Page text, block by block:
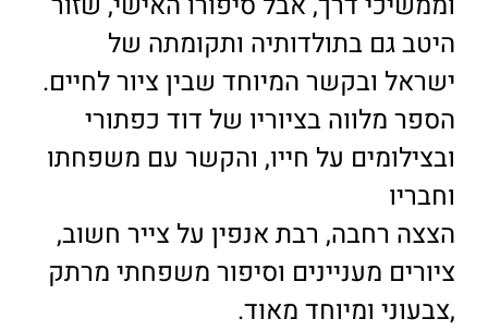
היטב גם בתולדותיה ותקומתה של
ישראל ובקשר המיוחד שבין ציור לחיים.
הספר מלווה בציוריו של דוד כפתורי
ובצילומים על חייו, והקשר עם משפחתו
וחבריו
הצצה רחבה, רבת אנפין על צייר חשוב,
ציורים מעניינים וסיפור משפחתי מרתק
,צבעוני ומיוחד מאוד.